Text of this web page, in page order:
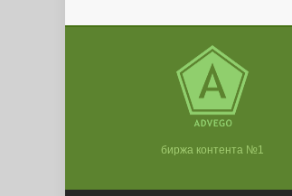
биржа контента №1